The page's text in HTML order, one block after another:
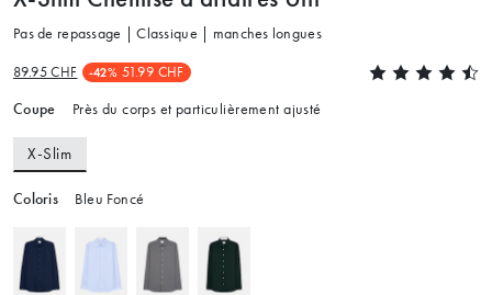
Pas de repassage | Classique | manches longues
89.95 CHF -42% 51.99 CHF
Coupe Près du corps et particulièrement ajusté
X-Slim
Coloris Bleu Foncé